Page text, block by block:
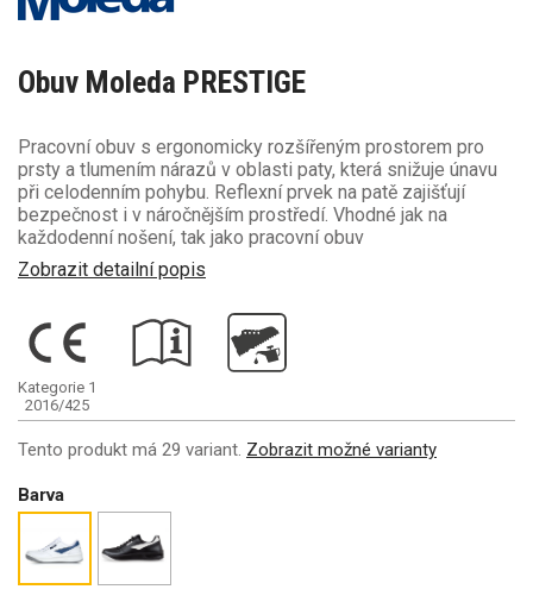
Obuv Moleda PRESTIGE
Pracovní obuv s ergonomicky rozšířeným prostorem pro
prsty a tlumením nárazů v oblasti paty, která snižuje únavu
při celodenním pohybu. Reflexní prvek na patě zajišťují
bezpečnost i v náročnějším prostředí. Vhodné jak na
každodenní nošení, tak jako pracovní obuv
Zobrazit detailní popis
Kategorie 1
2016/425
Tento produkt má 29 variant. Zobrazit možné varianty
Barva